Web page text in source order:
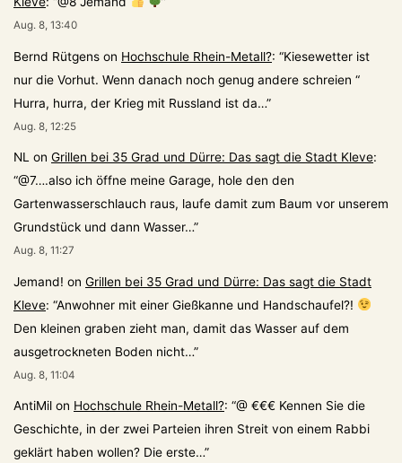
Aug. 8, 13:40
Bernd Rütgens on Hochschule Rhein-Metall?: “Kiesewetter ist
nur die Vorhut. Wenn danach noch genug andere schreien “
Hurra, hurra, der Krieg mit Russland ist da…”
Aug. 8, 12:25
NL on Grillen bei 35 Grad und Dürre: Das sagt die Stadt Kleve:
“@7….also ich öffne meine Garage, hole den den
Gartenwasserschlauch raus, laufe damit zum Baum vor unserem
Grundstück und dann Wasser…”
Aug. 8, 11:27
Jemand! on Grillen bei 35 Grad und Dürre: Das sagt die Stadt
Kleve: “Anwohner mit einer Gießkanne und Handschaufel?!
Den kleinen graben zieht man, damit das Wasser auf dem
ausgetrockneten Boden nicht…”
Aug. 8, 11:04
AntiMil on Hochschule Rhein-Metall?: “@ €€€ Kennen Sie die
Geschichte, in der zwei Parteien ihren Streit von einem Rabbi
geklärt haben wollen? Die erste…”